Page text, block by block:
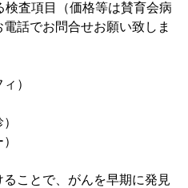
査項目（価格等は賛育会病
話でお問合せお願い致しま
ィ）
ー）
診）
ー）
ことで、がんを早期に発見